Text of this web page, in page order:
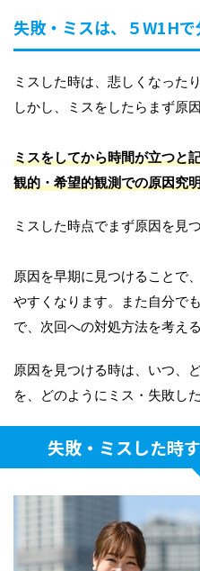
失敗・ミスは、５W1Hで
ミスした時は、悲しくなった
しかし、ミスをしたらまず原
ミスをしてから時間が立つと
観的・希望的観測での原因究
ミスした時点でまず原因を見
原因を早期に見つけることで
やすくなります。また自分で
で、次回への対処方法を考え
原因を見つける時は、いつ、
を、どのようにミス・失敗し
失敗・ミスした時